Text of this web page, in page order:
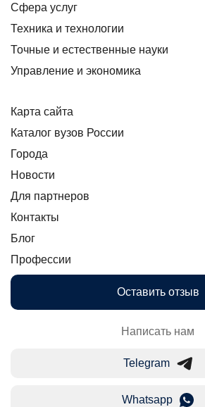
Сфера услуг
Техника и технологии
Точные и естественные науки
Управление и экономика
Карта сайта
Каталог вузов России
Города
Новости
Для партнеров
Контакты
Блог
Профессии
Оставить отзыв
Написать нам
Telegram
Whatsapp